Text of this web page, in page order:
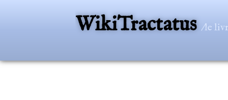
WikiTractatus /le